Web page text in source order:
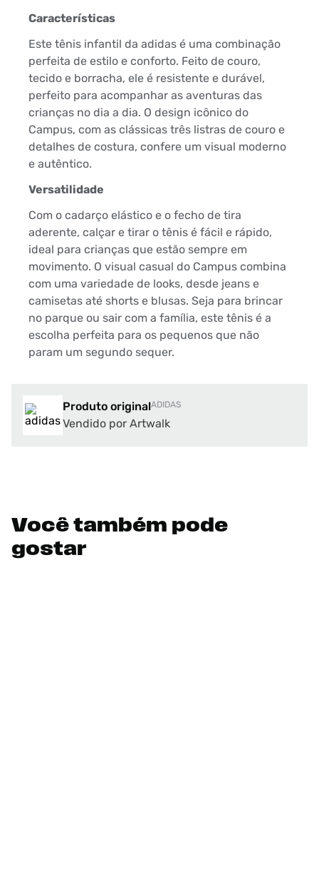
Características
Este tênis infantil da adidas é uma combinação
perfeita de estilo e conforto. Feito de couro,
tecido e borracha, ele é resistente e durável,
perfeito para acompanhar as aventuras das
crianças no dia a dia. O design icônico do
Campus, com as clássicas três listras de couro e
detalhes de costura, confere um visual moderno
e autêntico.
Versatilidade
Com o cadarço elástico e o fecho de tira
aderente, calçar e tirar o tênis é fácil e rápido,
ideal para crianças que estão sempre em
movimento. O visual casual do Campus combina
com uma variedade de looks, desde jeans e
camisetas até shorts e blusas. Seja para brincar
no parque ou sair com a família, este tênis é a
escolha perfeita para os pequenos que não
param um segundo sequer.
Produto originalADIDAS
Vendido por Artwalk
Você também pode
gostar